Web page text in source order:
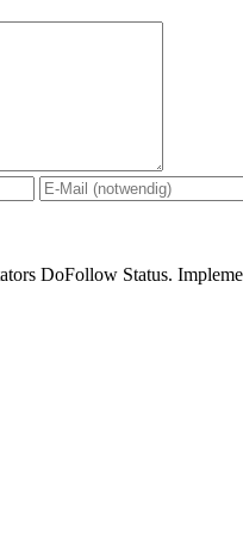
DoFollow Status.